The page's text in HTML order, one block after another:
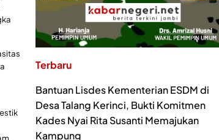
Terbaru
Bantuan Lisdes Kementerian ESDM di
Desa Talang Kerinci, Bukti Komitmen
Kades Nyai Rita Susanti Memajukan
Kampung